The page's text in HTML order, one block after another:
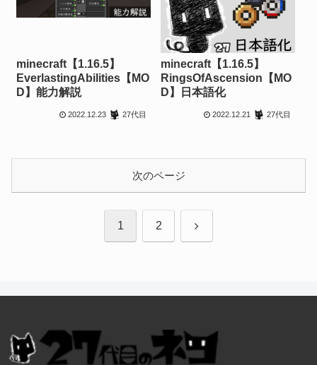
minecraft【1.16.5】
EverlastingAbilities【MO
D】能力解説
2022.12.23 27代目
minecraft【1.16.5】
RingsOfAscension【MO
D】日本語化
2022.12.21 27代目
次のページ
1 2 次